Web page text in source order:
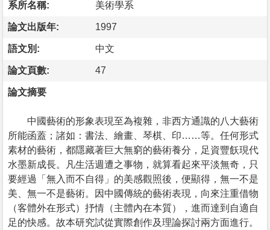
系所名稱: 美術學系
論文出版年: 1997
語文別: 中文
論文頁數: 47
論文摘要
中國藝術的形象表現至為複雜，非西方通識的八大藝術
所能函蓋；諸如：書法、繪畫、琴棋、印……等。任何形式
素材的藝術，都隱藏著巨大無窮的藝術養分，足資豐飫現代
水墨新成長。凡生活週遭之事物，就算看起來平淡無奇，只
要經過「無入而不自得」的美感觀照後，便顯得，無一不是
美、無一不是藝術。因中國傳統的藝術表現，向來注重借物
（客體外在形式）抒情（主體內在本質），進而達到自適自
足的快感。故本研究試從實際創作及理論探討兩方面進行。